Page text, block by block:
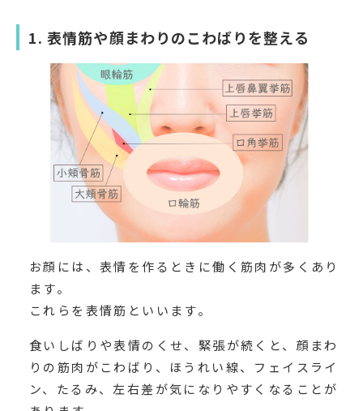
1. 表情筋や顔まわりのこわばりを整える
お顔には、表情を作るときに働く筋肉が多くあり
ます。
これらを表情筋といいます。
食いしばりや表情のくせ、緊張が続くと、顔まわ
りの筋肉がこわばり、ほうれい線、フェイスライ
ン、たるみ、左右差が気になりやすくなることが